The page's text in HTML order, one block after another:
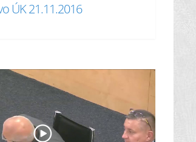
ÚK 21.11.2016